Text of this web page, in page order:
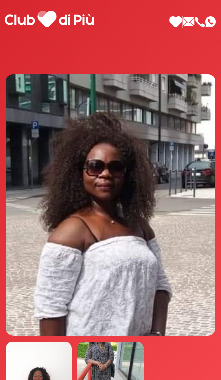
Scopri Club di Più
Le testimonianze Club di Più
La fondatrice Valeria Pilla
Annunci Donne
Agenzia matrimoniale Club di Più
Love Notebook
Il libro Donna di Cuori
Quanto costa Club di Più
Love Academy
Domande Frequenti
Impegno Sociale
Le nostre sedi
Facebook
YouTube
TikTok